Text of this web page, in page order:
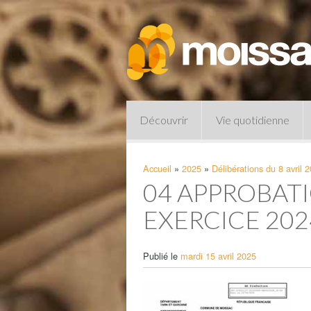
Découvrir Vie quotidienne
Pharmacies de garde
Accueil » 2025 » Délibérations du 8 avril
04
EXERCICE
Publié le mardi 15 avril 2025